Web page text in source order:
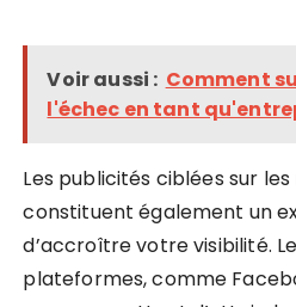
Voir aussi : Comment
l'échec en tant
Les publicités ciblées sur
constituent également un
d’accroître votre visibilité.
plateformes, comme